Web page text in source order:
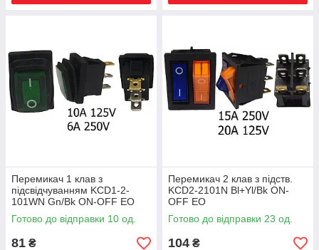
Перемикач 1 клав з
підсвідчуванням KCD1-2-
101WN Gn/Bk ON-OFF ЕО
Готово до відправки 10 од.
81 ₴
Перемикач 2 клав з підств.
KCD2-2101N Bl+Yl/Bk ON-
OFF ЕО
Готово до відправки 23 од.
104 ₴